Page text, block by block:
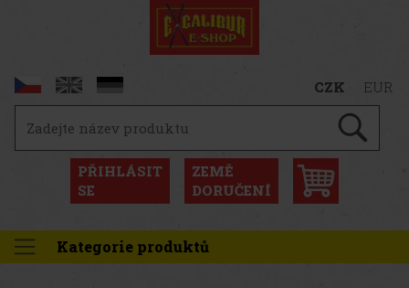
CZK EUR
PŘIHLÁSIT
SE
ZEMĚ
DORUČENÍ
Kategorie produktů